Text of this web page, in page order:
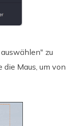
zu
Maus, um von